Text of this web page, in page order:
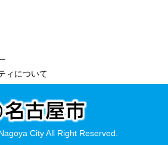
ィについて
City All Right Reserved.